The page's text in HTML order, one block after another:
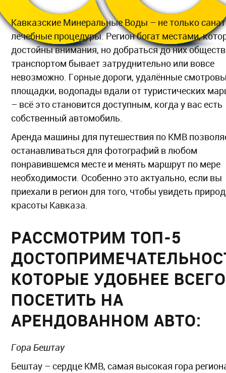
Кавказские Минеральные Воды – не только
лечебные процедуры. Регион богат местами,
достойны внимания, но добраться до них
транспортом бывает затруднительно или вовсе
невозможно. Горные дороги, удалённые
площадки, водопады вдали от туристических
– всё это становится доступным, когда у вас есть
собственный автомобиль.
Аренда машины для путешествия по КМВ
останавливаться для фотографий в любом
понравившемся месте и менять маршрут по мере
необходимости. Особенно это актуально, если вы
приехали в регион для того, чтобы увидеть
красоты Кавказа.
РАССМОТРИМ ТОП-5
КОТОРЫЕ УДОБНЕЕ ВСЕГО
ПОСЕТИТЬ НА
АРЕНДОВАННОМ АВТО:
Гора Бештау
Бештау – сердце КМВ, самая высокая гора